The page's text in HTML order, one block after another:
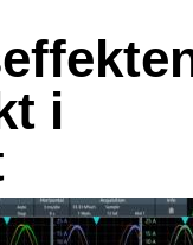
i